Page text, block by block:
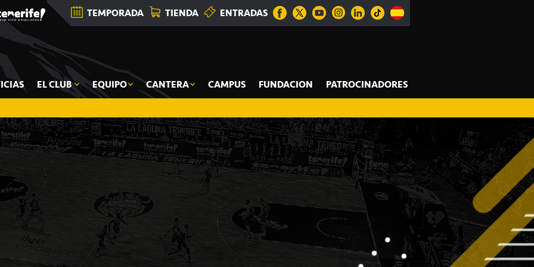
TEMPORADA TIENDA ENTRADAS
EL CLUB EQUIPO CANTERA CAMPUS FUNDACION PATROCINADORES